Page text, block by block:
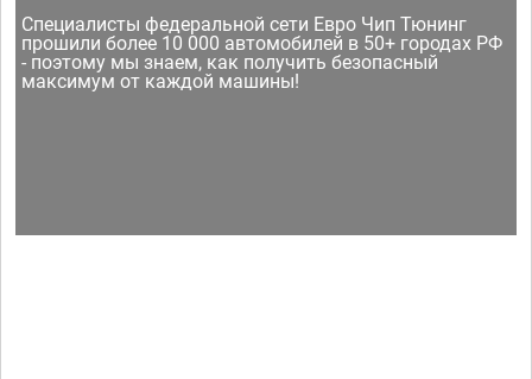
Специалисты федеральной сети Евро Чип Тюнинг
прошили более 10 000 автомобилей в 50+ городах РФ
- поэтому мы знаем, как получить безопасный
максимум от каждой машины!